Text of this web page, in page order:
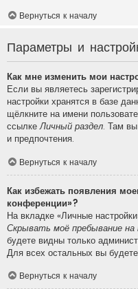
Вернуться к началу
Параметры и
Как мне изменить мои
Если вы являетесь
настройки хранятся в базе
щёлкните на имени
ссылкеЛичный раздел. Там
и предпочтения.
Вернуться к началу
Как избежать появления
конференции»?
На вкладке «Личные
Скрывать моё пребывание на
будете видны только
Для всех остальных вы
Вернуться к началу